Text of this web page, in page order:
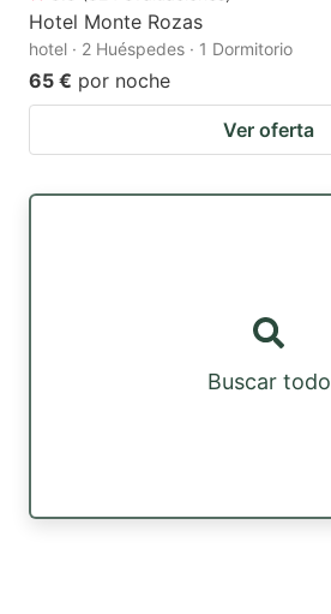
Hotel Monte Rozas
hotel · 2 Huéspedes · 1 Dormitorio
65 € por noche
Ver oferta
Buscar todo